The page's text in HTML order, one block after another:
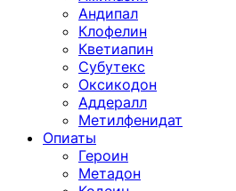
Андипал
Клофелин
Кветиапин
Субутекс
Оксикодон
Аддералл
Метилфенидат
Опиаты
Героин
Метадон